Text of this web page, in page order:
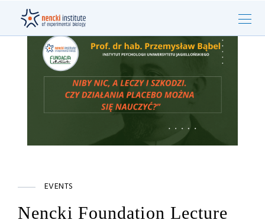
EVENTS
Nencki Foundation Lecture